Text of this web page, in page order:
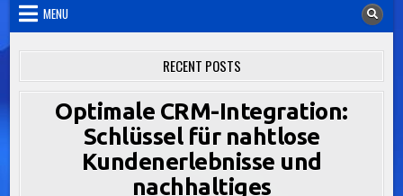
MENU
RECENT POSTS
Optimale CRM-Integration:
Schlüssel für nahtlose
Kundenerlebnisse und
nachhaltiges